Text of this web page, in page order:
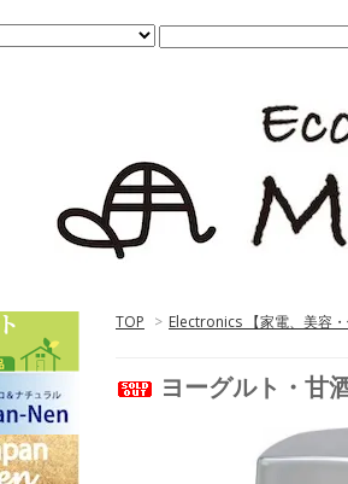
TOP > Electronics 【家電、美容
ヨーグルト・甘